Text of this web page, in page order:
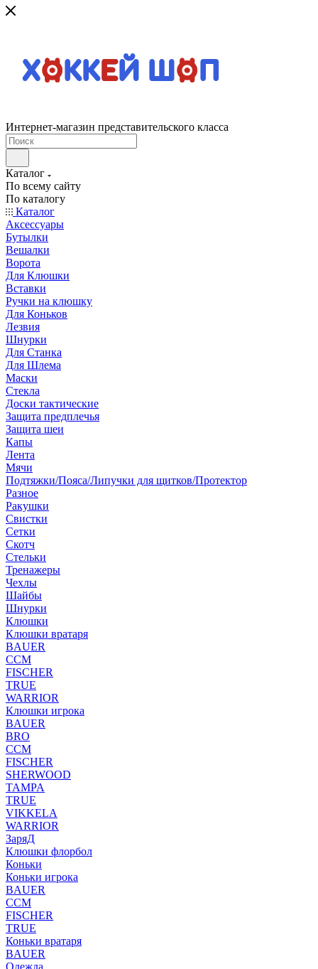
Интернет-магазин представительского класса
Каталог
По всему сайту
По каталогу
Каталог
Аксессуары
Бутылки
Вешалки
Ворота
Для Клюшки
Вставки
Ручки на клюшку
Для Коньков
Лезвия
Шнурки
Для Станка
Для Шлема
Маски
Стекла
Доски тактические
Защита предплечья
Защита шеи
Капы
Лента
Мячи
Подтяжки/Пояса/Липучки для щитков/Протектор
Разное
Ракушки
Свистки
Сетки
Скотч
Стельки
Тренажеры
Чехлы
Шайбы
Шнурки
Клюшки
Клюшки вратаря
BAUER
CCM
FISCHER
TRUE
WARRIOR
Клюшки игрока
BAUER
BRO
CCM
FISCHER
SHERWOOD
TAMPA
TRUE
VIKKELA
WARRIOR
ЗаряД
Клюшки флорбол
Коньки
Коньки игрока
BAUER
CCM
FISCHER
TRUE
Коньки вратаря
BAUER
Одежда